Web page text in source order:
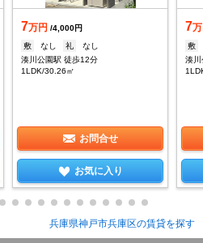
7万円 /4,000円
敷
なし 礼
なし
湊川公園駅 徒歩12分
1LDK/30.26㎡
お問合せ
お気に入り
7
敷
湊
兵庫県神戸市兵庫区の賃貸を探す